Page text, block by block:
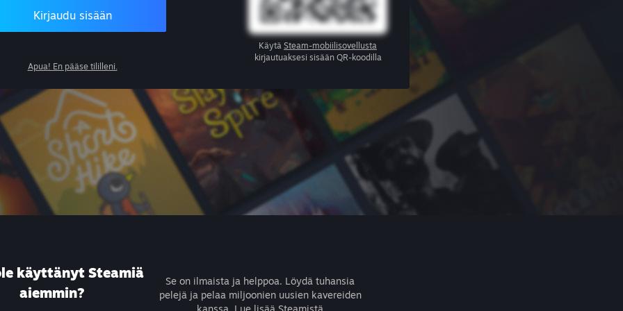
Kirjaudu sisään
Apua! En pääse tililleni.
Käytä Steam-mobiilisovellusta
kirjautuaksesi sisään QR-koodilla
käyttänyt Steamiä
aiemmin?
Se on ilmaista ja helppoa. Löydä tuhansia
pelejä ja pelaa miljoonien uusien kavereiden
kanssa. Lue lisää Steamistä